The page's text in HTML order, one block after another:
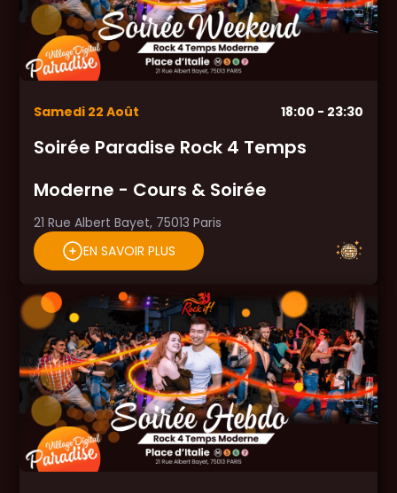
Samedi 22 Août 18:00 - 23:30
Soirée Paradise Rock 4 Temps
Moderne - Cours & Soirée
21 Rue Albert Bayet, 75013 Paris
EN SAVOIR PLUS